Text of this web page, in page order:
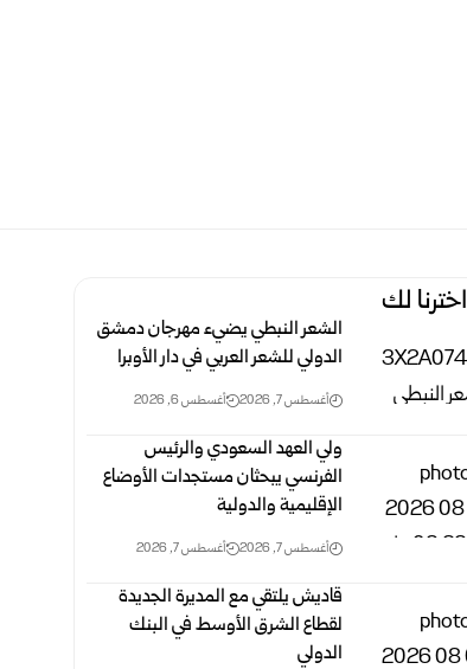
اخترنا لك
الشعر النبطي يضيء مهرجان دمشق
الدولي للشعر العربي في دار الأوبرا
أغسطس 7, 2026 أغسطس 6, 2026
ولي العهد السعودي والرئيس
الفرنسي يبحثان مستجدات الأوضاع
الإقليمية والدولية
أغسطس 7, 2026 أغسطس 7, 2026
قاديش يلتقي مع المديرة الجديدة
لقطاع الشرق الأوسط في البنك
الدولي